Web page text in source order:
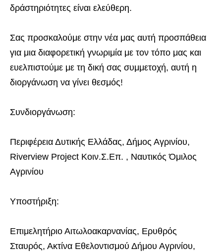
δράστηριότητες είναι ελεύθερη.
Σας προσκαλούμε στην νέα μας αυτή προσπάθεια
για μια διαφορετική γνωριμία με τον τόπο μας και
ευελπιστούμε με τη δική σας συμμετοχή, αυτή η
διοργάνωση να γίνει θεσμός!
Συνδιοργάνωση:
Περιφέρεια Δυτικής Ελλάδας, Δήμος Αγρινίου,
Riverview Project Κοιν.Σ.Επ. , Ναυτικός Όμιλος
Αγρινίου
Υποστήριξη:
Επιμελητήριο Αιτωλοακαρνανίας, Ερυθρός
Σταυρός, Ακτίνα Εθελοντισμού Δήμου Αγρινίου,